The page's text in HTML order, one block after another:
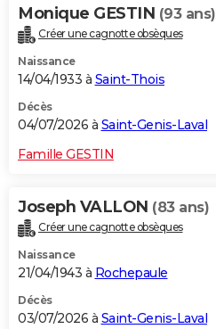
Monique GESTIN (93 ans)
Créer une cagnotte obsèques
Naissance
14/04/1933 à Saint-Thois
Décès
04/07/2026 à Saint-Genis-Laval
Famille GESTIN
Joseph VALLON (83 ans)
Créer une cagnotte obsèques
Naissance
21/04/1943 à Rochepaule
Décès
03/07/2026 à Saint-Genis-Laval